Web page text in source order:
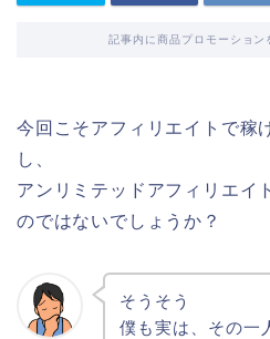
記事内に商品プロモーション
今回こそアフィリエイトで稼
し、
アンリミテッドアフィリエイ
のではないでしょうか？
そうそう
僕も実は、その一